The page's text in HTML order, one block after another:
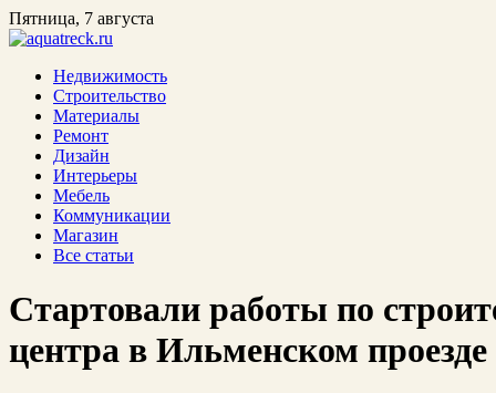
Пятница, 7 августа
Недвижимость
Строительство
Материалы
Ремонт
Дизайн
Интерьеры
Мебель
Коммуникации
Магазин
Все статьи
Стартовали работы по
центра в Ильменском проезде